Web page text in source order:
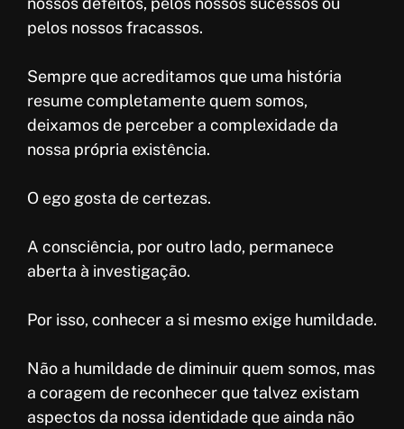
pelos nossos fracassos.
Sempre que acreditamos que uma história
resume completamente quem somos,
deixamos de perceber a complexidade da
nossa própria existência.
O ego gosta de certezas.
A consciência, por outro lado, permanece
aberta à investigação.
Por isso, conhecer a si mesmo exige humildade.
Não a humildade de diminuir quem somos, mas
a coragem de reconhecer que talvez existam
aspectos da nossa identidade que ainda não